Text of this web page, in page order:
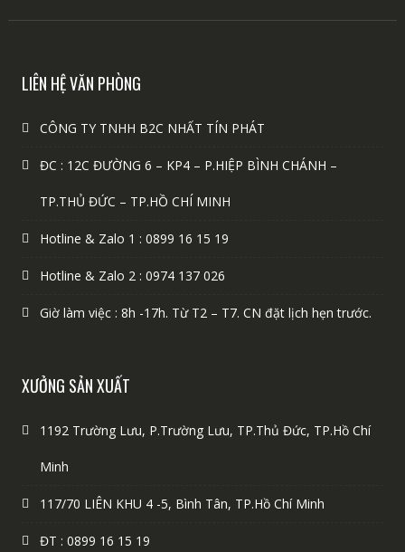
LIÊN HỆ VĂN PHÒNG
CÔNG TY TNHH B2C NHẤT TÍN PHÁT
ĐC : 12C ĐƯỜNG 6 – KP4 – P.HIỆP BÌNH CHÁNH –
TP.THỦ ĐỨC – TP.HỒ CHÍ MINH
Hotline & Zalo 1 : 0899 16 15 19
Hotline & Zalo 2 : 0974 137 026
Giờ làm việc : 8h -17h. Từ T2 – T7. CN đặt lịch hẹn trước.
XƯỞNG SẢN XUẤT
1192 Trường Lưu, P.Trường Lưu, TP.Thủ Đức, TP.Hồ Chí
Minh
117/70 LIÊN KHU 4 -5, Bình Tân, TP.Hồ Chí Minh
ĐT : 0899 16 15 19